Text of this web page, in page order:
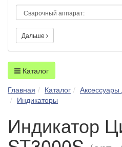
Дальше
Каталог
Главная
Каталог
Индикаторы
Индикатор